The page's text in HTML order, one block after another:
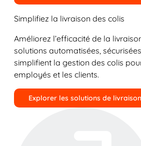
Simplifiez la livraison des colis
Améliorez l’efficacité de la
solutions automatisées,
simplifient la gestion des colis
employés et les clients.
Explorer les solutions de